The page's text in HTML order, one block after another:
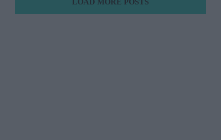
LOAD MORE POSTS